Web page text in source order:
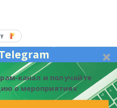
канал и получайте
о мероприятиях